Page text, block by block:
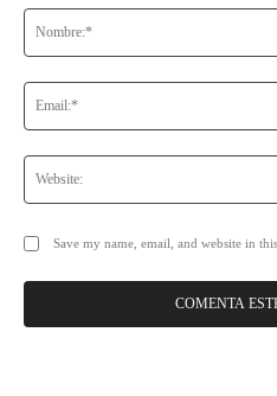
Save my name, email, and website in